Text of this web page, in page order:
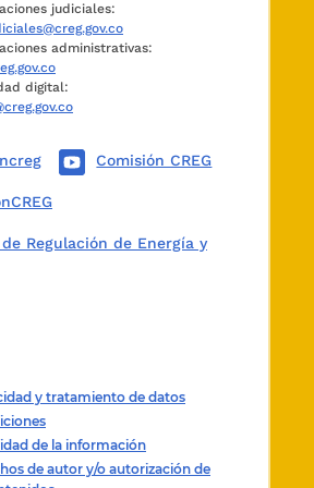
HUMBERTO CAICEDO ORTIZ.
judiciales:
administrativas:
digital:
Comisión CREG
Regulación de Energía y
y tratamiento de datos
de la información
de autor y/o autorización de